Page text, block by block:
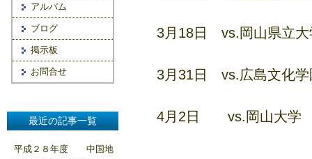
3月18日 vs.岡山県立
3月31日 vs.広島文化
4月2日 vs.岡山大
アルバム
ブログ
掲示板
お問合せ
最近の記事一覧
平成２８年度 中国地